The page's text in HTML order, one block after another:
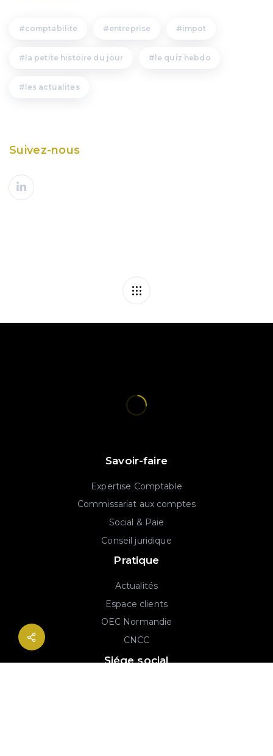
comptabilite entreprise impot
la petite histoire du jour le quiz hebdo
les actualites
Suivez-nous
Savoir-faire
Expertise Comptable
Commissariat aux comptes
Social & Paie
Conseil juridique
Pratique
Actualités
Espace clients
OEC Normandie
CNCC
Siége social